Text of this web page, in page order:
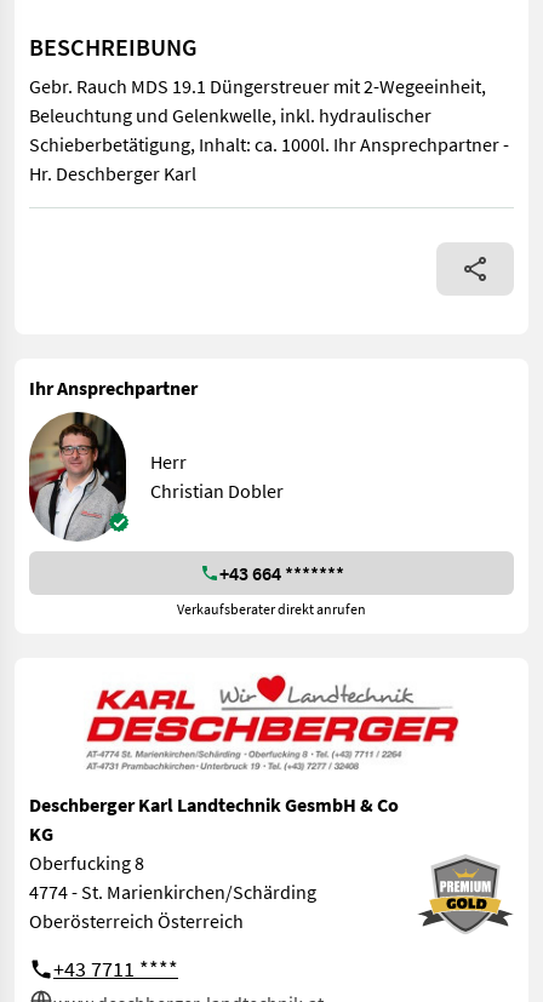
BESCHREIBUNG
Gebr. Rauch MDS 19.1 Düngerstreuer mit 2-Wegeeinheit,
Beleuchtung und Gelenkwelle, inkl. hydraulischer
Schieberbetätigung, Inhalt: ca. 1000l. Ihr Ansprechpartner -
Hr. Deschberger Karl
Gebr. Rauch MDS 19.1 Düngerstreuer mit 2-Wegeeinheit,
Ihr Ansprechpartner
Herr
Christian Dobler
+43 664 *******
Verkaufsberater direkt anrufen
Deschberger Karl Landtechnik GesmbH & Co
KG
Oberfucking 8
4774 - St. Marienkirchen/Schärding
Oberösterreich Österreich
+43 7711 ****